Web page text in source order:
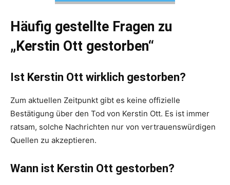
Häufig gestellte Fragen zu
„Kerstin Ott gestorben“
Ist Kerstin Ott wirklich gestorben?
Zum aktuellen Zeitpunkt gibt es keine offizielle
Bestätigung über den Tod von Kerstin Ott. Es ist immer
ratsam, solche Nachrichten nur von vertrauenswürdigen
Quellen zu akzeptieren.
Wann ist Kerstin Ott gestorben?